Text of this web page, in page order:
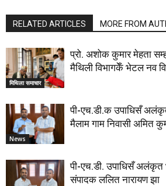
RELATED ARTICLES MORE FROM
मिथिला समाचार
प्रो. अशोक कुमार मेहता
मैथिली विभागकेँ भेटल नव
News
पी-एच.डी.क उपाधिसँ
मैलाम गाम निवासी अमित
पी-एच.डी. उपाधिसँ अलंकृत
संपादक ललित नारायण झा